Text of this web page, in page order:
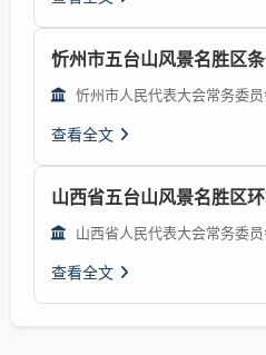
忻州市五台山风景名胜区条
忻州市人民代表大会常务委
查看全文
山西省五台山风景名胜区
山西省人民代表大会常务委
查看全文